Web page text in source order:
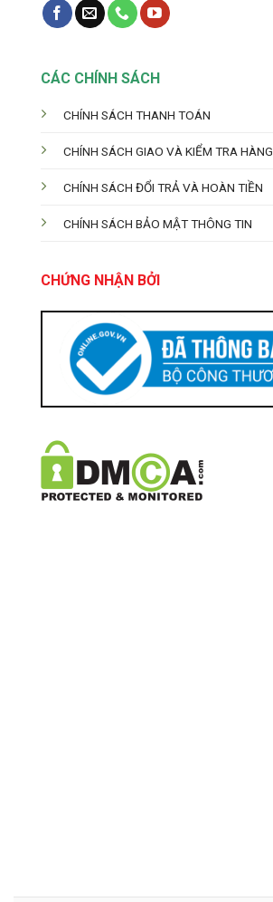
CÁC CHÍNH SÁCH
CHÍNH SÁCH THANH TOÁN
CHÍNH SÁCH GIAO VÀ KIỂM TRA HÀNG
CHÍNH SÁCH ĐỔI TRẢ VÀ HOÀN TIỀN
CHÍNH SÁCH BẢO MẬT THÔNG TIN
CHỨNG NHẬN BỞI